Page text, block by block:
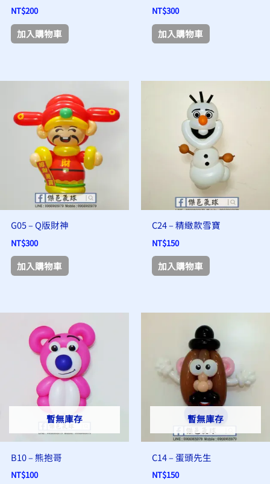
NT$200
加入購物車
NT$300
加入購物車
G05 – Q版財神
NT$300
加入購物車
C24 – 精緻款雪寶
NT$150
加入購物車
暫無庫存
B10 – 熊抱哥
NT$100
暫無庫存
C14 – 蛋頭先生
NT$150